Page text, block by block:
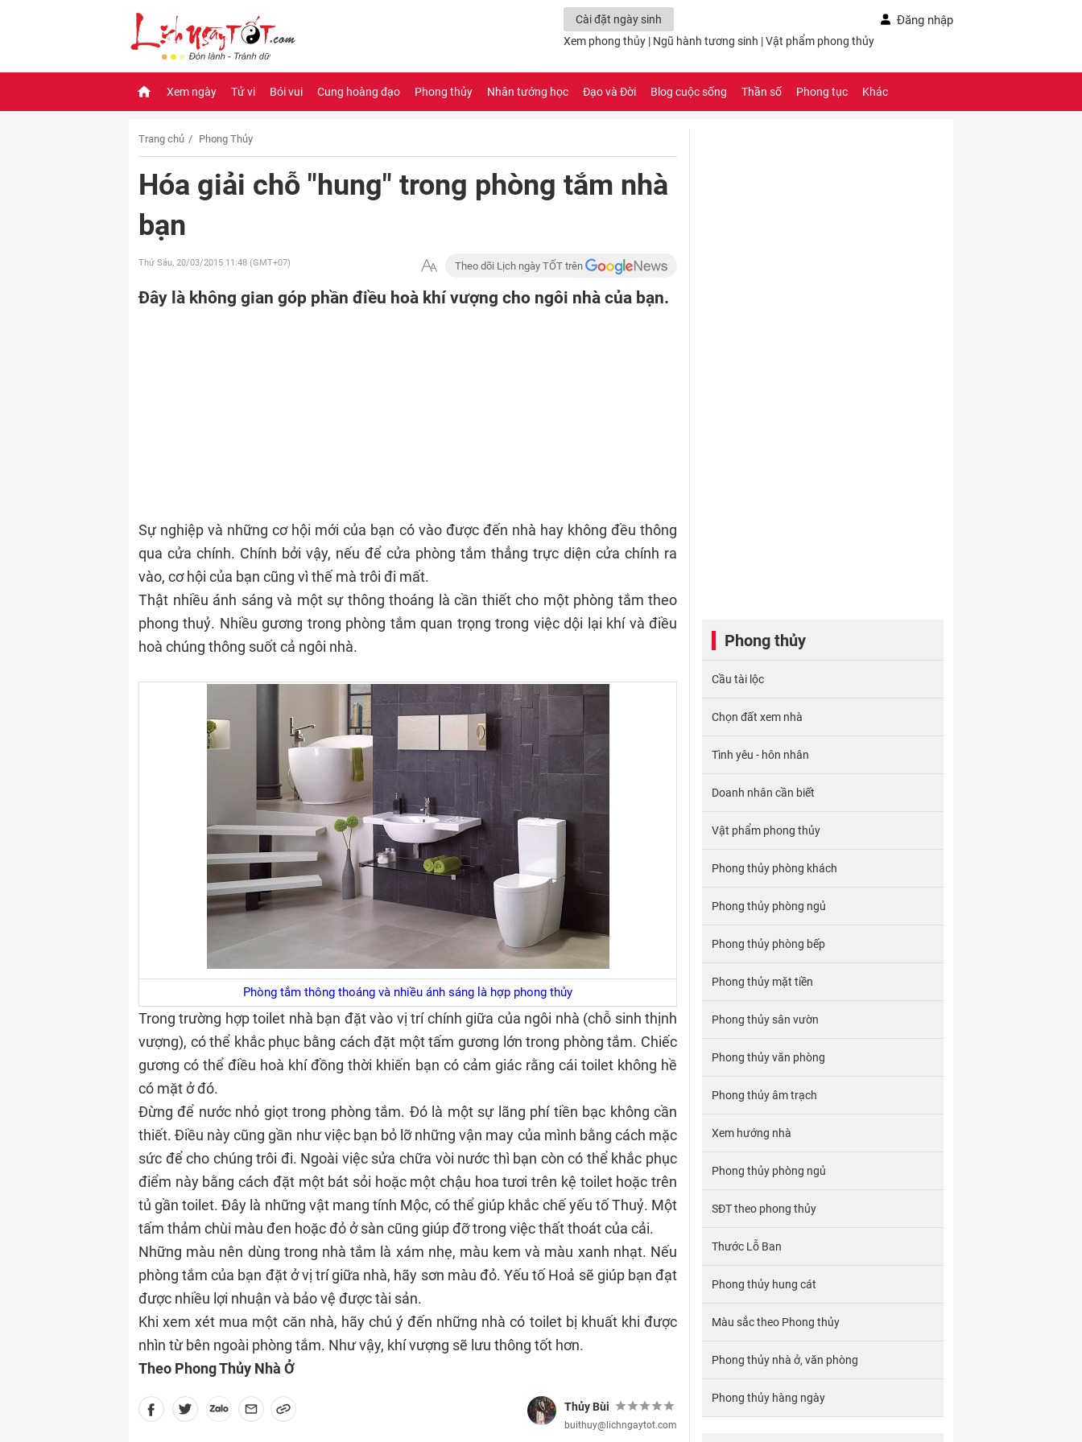
Cài đặt ngày sinh Đăng nhập
Xem phong thủy | Ngũ hành tương sinh |Vật phẩm phong thủy
Xem ngày Tử vi Bói vui Cung hoàng đạo Phong thủy Nhân tướng học Đạo và Đời Blog cuộc sống Thần số Phong tục Khác
Trang chủ Phong Thủy
Hóa giải chỗ "hung" trong phòng tắm nhà
bạn
Thứ Sáu, 20/03/2015 11:48 (GMT+07) Theo dõi Lịch ngày TỐT trên
Đây là không gian góp phần điều hoà khí vượng cho ngôi nhà của bạn.
Sự nghiệp và những cơ hội mới của bạn có vào được đến nhà hay không đều thông
qua cửa chính. Chính bởi vậy, nếu để cửa phòng tắm thẳng trực diện cửa chính ra
vào, cơ hội của bạn cũng vì thế mà trôi đi mất.
Thật nhiều ánh sáng và một sự thông thoáng là cần thiết cho một phòng tắm theo
phong thuỷ. Nhiều gương trong phòng tắm quan trọng trong việc dội lại khí và điều
hoà chúng thông suốt cả ngôi nhà.
Phòng tắm thông thoáng và nhiều ánh sáng là hợp phong thủy
Trong trường hợp toilet nhà bạn đặt vào vị trí chính giữa của ngôi nhà (chỗ sinh thịnh
vượng), có thể khắc phục bằng cách đặt một tấm gương lớn trong phòng tắm. Chiếc
gương có thể điều hoà khí đồng thời khiến bạn có cảm giác rằng cái toilet không hề
có mặt ở đó.
Đừng để nước nhỏ giọt trong phòng tắm. Đó là một sự lãng phí tiền bạc không cần
thiết. Điều này cũng gần như việc bạn bỏ lỡ những vận may của mình bằng cách mặc
sức để cho chúng trôi đi. Ngoài việc sửa chữa vòi nước thì bạn còn có thể khắc phục
điểm này bằng cách đặt một bát sỏi hoặc một chậu hoa tươi trên kệ toilet hoặc trên
tủ gần toilet. Đây là những vật mang tính Mộc, có thể giúp khắc chế yếu tố Thuỷ. Một
tấm thảm chùi màu đen hoặc đỏ ở sàn cũng giúp đỡ trong việc thất thoát của cải.
Những màu nên dùng trong nhà tắm là xám nhẹ, màu kem và màu xanh nhạt. Nếu
phòng tắm của bạn đặt ở vị trí giữa nhà, hãy sơn màu đỏ. Yếu tố Hoả sẽ giúp bạn đạt
được nhiều lợi nhuận và bảo vệ được tài sản.
Khi xem xét mua một căn nhà, hãy chú ý đến những nhà có toilet bị khuất khi được
nhìn từ bên ngoài phòng tắm. Như vậy, khí vượng sẽ lưu thông tốt hơn.
Theo Phong Thủy Nhà Ở
Thủy Bùi
buithuy@lichngaytot.com
Phong thủy
Cầu tài lộc
Chọn đất xem nhà
Tình yêu - hôn nhân
Doanh nhân cần biết
Vật phẩm phong thủy
Phong thủy phòng khách
Phong thủy phòng ngủ
Phong thủy phòng bếp
Phong thủy mặt tiền
Phong thủy sân vườn
Phong thủy văn phòng
Phong thủy âm trạch
Xem hướng nhà
Phong thủy phòng ngủ
SĐT theo phong thủy
Thước Lỗ Ban
Phong thủy hung cát
Màu sắc theo Phong thủy
Phong thủy nhà ở, văn phòng
Phong thủy hàng ngày